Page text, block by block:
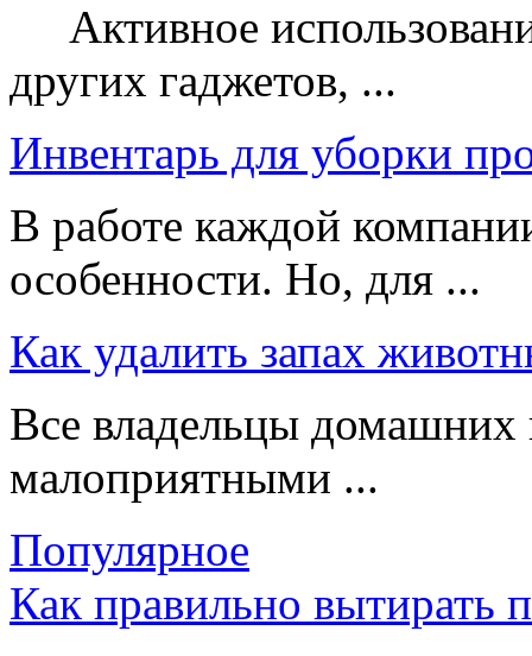
Активное
других гаджетов, ...
Инвентарь для уборки
В работе каждой
особенности. Но, для ...
Как удалить запах
Все владельцы домашних
малоприятными ...
Популярное
Как правильно вытирать